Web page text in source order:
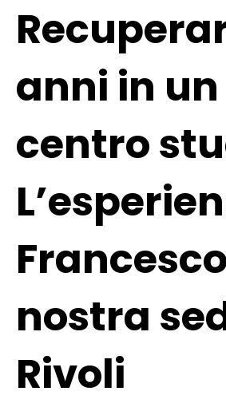
anni in un
centro
nostra
Rivoli